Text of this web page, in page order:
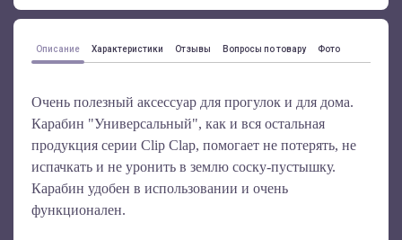
Описание Характеристики Отзывы Вопросы по товару Фото
Очень полезный аксессуар для прогулок и для дома.
Карабин "Универсальный", как и вся остальная
продукция серии Clip Clap, помогает не потерять, не
испачкать и не уронить в землю соску-пустышку.
Карабин удобен в использовании и очень
функционален.